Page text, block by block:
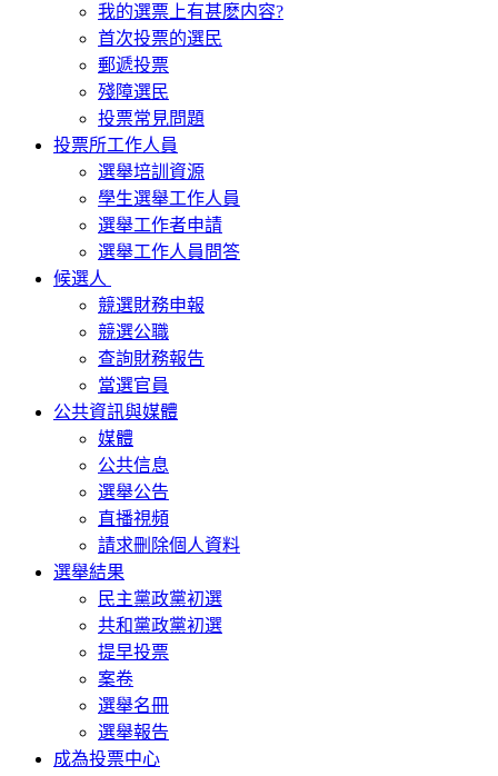
我的選票上有甚麽内容?
首次投票的選民
郵遞投票
殘障選民
投票常見問題
投票所工作人員
選舉培訓資源
學生選舉工作人員
選舉工作者申請
選舉工作人員問答
候選人
競選財務申報
競選公職
查詢財務報告
當選官員
公共資訊與媒體
媒體
公共信息
選舉公告
直播視頻
請求刪除個人資料
選舉結果
民主黨政黨初選
共和黨政黨初選
提早投票
案卷
選舉名冊
選舉報告
成為投票中心